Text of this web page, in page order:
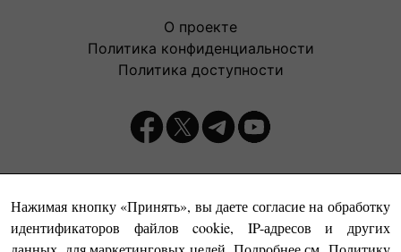
Нажимая кнопку «Принять», вы даете согласие на обработку
идентификаторов файлов cookie, IP-адресов и других
О проекте
Политика конфиденциальности
Политика доступности